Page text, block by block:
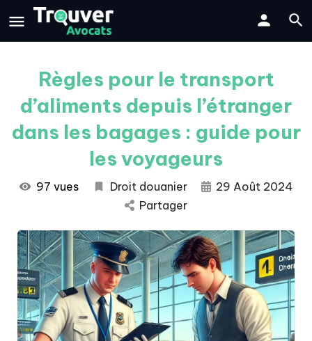
Règles pour le transport
d’aliments depuis l’étranger
dans les bagages : guide pour
les voyageurs
97 vues Droit douanier
29 Août 2024
Partager